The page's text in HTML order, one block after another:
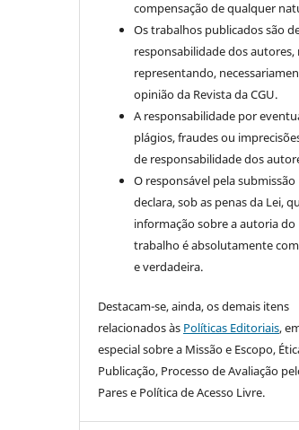
compensação de qualquer
Os trabalhos publicados são
responsabilidade dos autores,
representando,
opinião da Revista da CGU.
A responsabilidade por
plágios, fraudes ou
de responsabilidade dos
O responsável pela submissão
declara, sob as penas da Lei,
informação sobre a autoria do
trabalho é absolutamente
e verdadeira.
Destacam-se, ainda, os demais itens
relacionados às Políticas Editoriais,
especial sobre a Missão e Escopo,
Publicação, Processo de Avaliação
Pares e Política de Acesso Livre.